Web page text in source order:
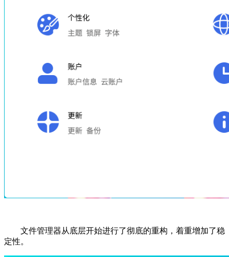
文件管理器从底层开始进行了彻底的重构，着重增加了稳
定性。